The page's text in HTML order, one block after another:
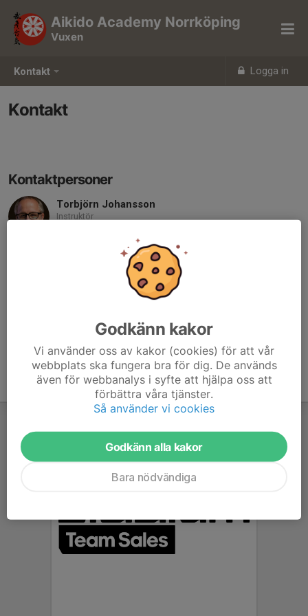
Kontakt Logga in
Aikido Academy Norrköping
Vuxen
Kontakt
Kontaktpersoner
Torbjörn Johansson
Instruktör
torbjorn.johansson@aikidoacademy.se
Veronica Knutsson
veronica.knutsson@aikidoacademy.se
Godkänn kakor
Vi använder oss av kakor (cookies) för att vår
webbplats ska fungera bra för dig. De används
även för webbanalys i syfte att hjälpa oss att
förbättra våra tjänster.
Så använder vi cookies
Godkänn alla kakor
Bara nödvändiga